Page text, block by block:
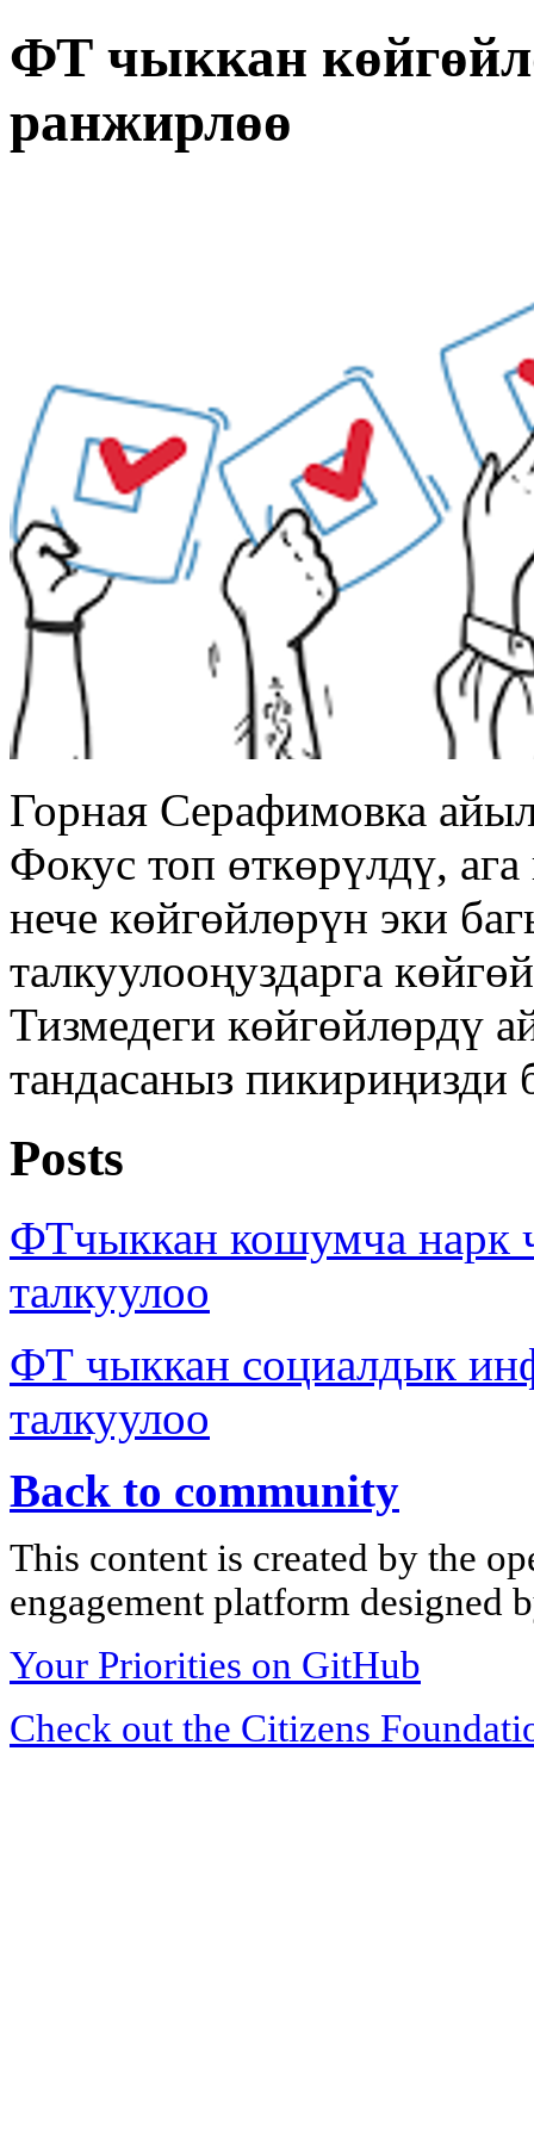
ФТ чыккан
ранжирлөө
Горная Серафимовка
Фокус топ өткөрүлдү,
нече көйгөйлөрүн эки
талкуулооңуздарга
Тизмедеги көйгөйлөрдү
тандасаныз пикириңизди
Posts
ФТчыккан кошумча нарк
талкуулоо
ФТ чыккан социалдык
талкуулоо
Back to community
This content is created by the
engagement platform designed
Your Priorities on GitHub
Check out the Citizens